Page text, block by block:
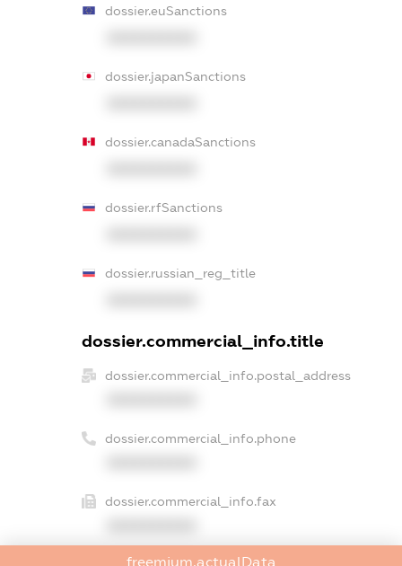
dossier.euSanctions
dossier.japanSanctions
dossier.canadaSanctions
dossier.rfSanctions
dossier.russian_reg_title
dossier.commercial_info.title
dossier.commercial_info.postal_address
dossier.commercial_info.phone
dossier.commercial_info.fax
freemium.actualData